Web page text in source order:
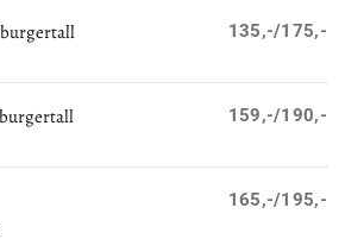
135,-/175,-
159,-/190,-
165,-/195,-